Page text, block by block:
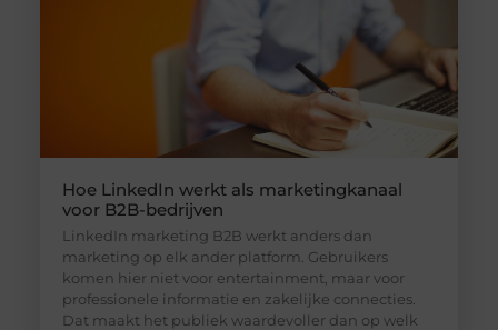
Hoe LinkedIn werkt als marketingkanaal
voor B2B-bedrijven
LinkedIn marketing B2B werkt anders dan
marketing op elk ander platform. Gebruikers
komen hier niet voor entertainment, maar voor
professionele informatie en zakelijke connecties.
Dat maakt het publiek waardevoller dan op welk